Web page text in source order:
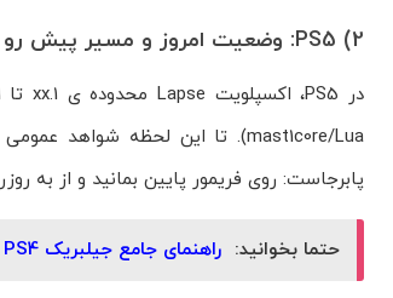
2) PS5: وضعیت امروز و مسیر پیش رو
پابرجاست: روی فریمور پایین بمانید و از به
حتما بخوانید: راهنمای جامع جیلبریک PS4 با دانگل نسخه ۹ و ۱۱